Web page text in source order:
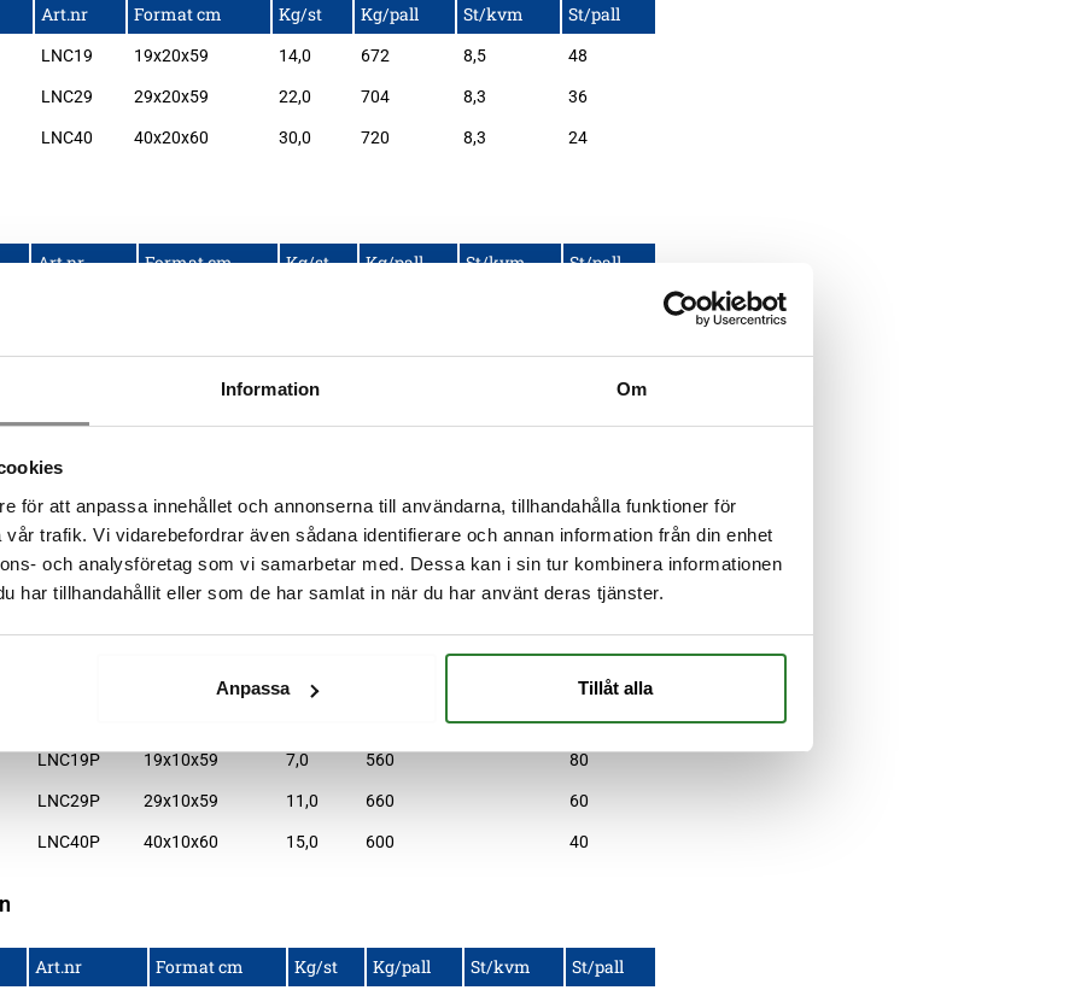
Information Om
för att anpassa innehållet och annonserna till användarna, tillhandahålla funktioner för
trafik. Vi vidarebefordrar även sådana identifierare och annan information från din enhet
och analysföretag som vi samarbetar med. Dessa kan i sin tur kombinera informationen
har tillhandahållit eller som de har samlat in när du har använt deras tjänster.
Anpassa Tillåt alla
Art.nr Format cm Kg/st Kg/pall St/kvm St/pall
LNC19 19x20x59 14,0 672 8,5 48
LNC29 29x20x59 22,0 704 8,3 36
LNC40 40x20x60 30,0 720 8,3 24
Art.nr Format cm Kg/st Kg/pall St/kvm St/pall
30,0
Art.nr Format cm Kg/st Kg/pall St/kvm St/pall
LNC40R60 40x20x60 30,0
St/kvm St/pall
LNC19P 19x10x59 7,0 560 80
LNC29P 29x10x59 11,0 660 60
LNC40P 40x10x60 15,0 600 40
Art.nr Format cm Kg/st Kg/pall St/kvm St/pall